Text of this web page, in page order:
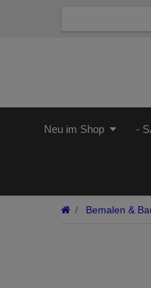
Neu im Shop -
Bemalen &